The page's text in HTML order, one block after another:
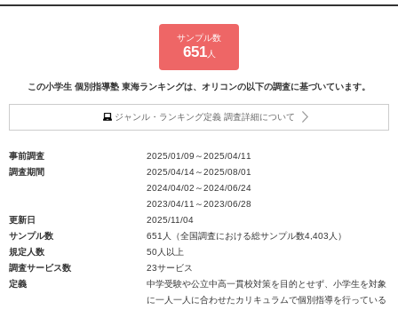
サンプル数
651人
この小学生 個別指導塾 東海ランキングは、オリコンの以下の調査に基づいています。
ジャンル・ランキング定義 調査詳細について
事前調査
2025/01/09～2025/04/11
調査期間
2025/04/14～2025/08/01
2024/04/02～2024/06/24
2023/04/11～2023/06/28
更新日
2025/11/04
サンプル数
651人（全国調査における総サンプル数4,403人）
規定人数
50人以上
調査サービス数
23サービス
定義
中学受験や公立中高一貫校対策を目的とせず、小学生を対象
に一人一人に合わせたカリキュラムで個別指導を行っている